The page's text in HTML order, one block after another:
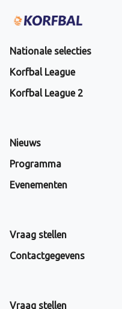
Nationale selecties
Korfbal League
Korfbal League 2
Nieuws
Programma
Evenementen
Vraag stellen
Contactgegevens
Vraag stellen